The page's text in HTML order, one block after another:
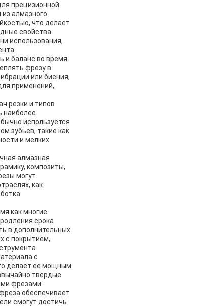
прецизионной
алмазного
что делает
свойства
использования,
и баланс во время
фрезу в
или биения,
применений,
резки и типов
наиболее
используется
зубьев, такие как
и мелких
алмазная
композиты,
могут
как
как многие
срока
в дополнительных
с покрытием,
с
делает ее мощным
твердые
фрезами.
обеспечивает
смогут достичь